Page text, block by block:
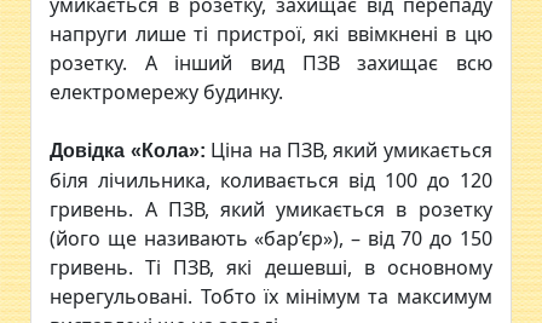
напруги лише ті пристрої, які ввімкнені в цю
розетку. А інший вид ПЗВ захищає всю
електромережу будинку.
Довідка «Кола»: Ціна на ПЗВ, який умикається
біля лічильника, коливається від 100 до 120
гривень. А ПЗВ, який умикається в розетку
(його ще називають «бар’єр»), – від 70 до 150
гривень. Ті ПЗВ, які дешевші, в основному
нерегульовані. Тобто їх мінімум та максимум